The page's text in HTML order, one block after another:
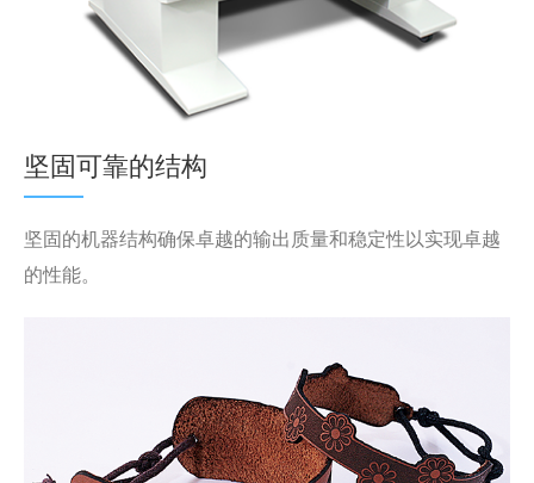
坚固可靠的结构
坚固的机器结构确保卓越的输出质量和稳定性以实现卓越
的性能。